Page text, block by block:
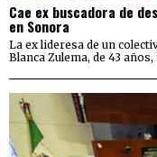
Cae ex buscadora de
en Sonora
La ex lideresa de un
Blanca Zulema, de 43